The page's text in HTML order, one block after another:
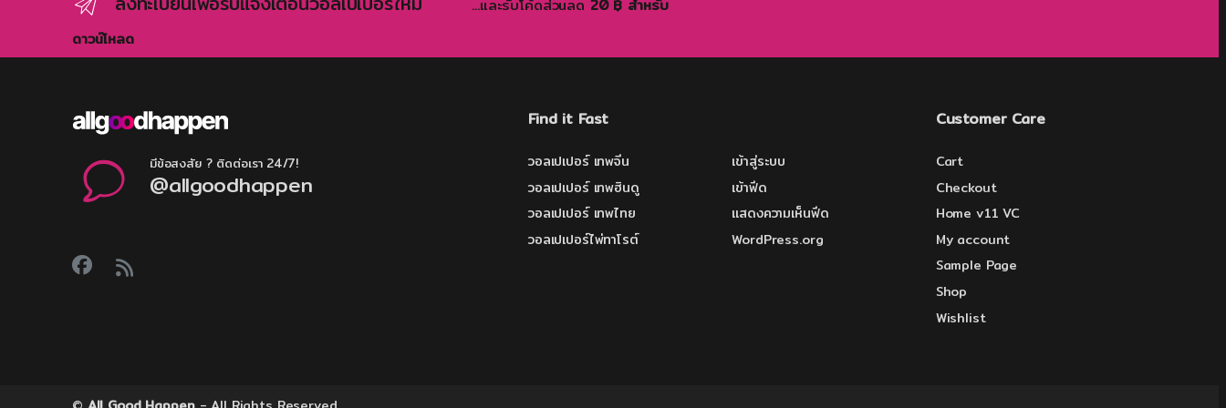
...และรับโค้ดส่วนลด 20 ฿ สำหรับ
ดาวน์โหลด
มีข้อสงสัย ? ติดต่อเรา 24/7!
@allgoodhappen
Find it Fast
วอลเปเปอร์ เทพจีน
วอลเปเปอร์ เทพฮินดู
วอลเปเปอร์ เทพไทย
วอลเปเปอร์ไพ่ทาโรต์
เข้าสู่ระบบ
เข้าฟีด
แสดงความเห็นฟีด
WordPress.org
Customer Care
Cart
Checkout
Home v11 VC
My account
Sample Page
Shop
Wishlist